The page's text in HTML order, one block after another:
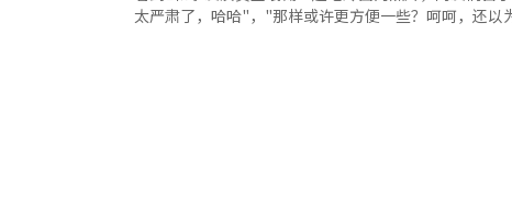
太严肃了，哈哈"，"那样或许更方便一些？呵呵，还以